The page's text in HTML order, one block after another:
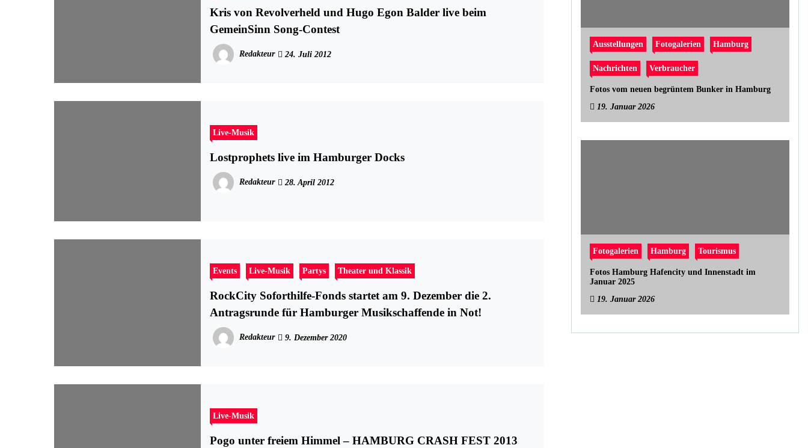
Kris von Revolverheld und Hugo Egon Balder live beim
GemeinSinn Song-Contest
Redakteur 24. Juli 2012
Live-Musik
Lostprophets live im Hamburger Docks
Redakteur 28. April 2012
Events Live-Musik Partys Theater und Klassik
RockCity Soforthilfe-Fonds startet am 9. Dezember die 2.
Antragsrunde für Hamburger Musikschaffende in Not!
Redakteur 9. Dezember 2020
Live-Musik
Pogo unter freiem Himmel – HAMBURG CRASH FEST 2013
Ausstellungen Fotogalerien Hamburg
Nachrichten Verbraucher
Fotos vom neuen begrüntem Bunker in Hamburg
19. Januar 2026
Fotogalerien Hamburg Tourismus
Fotos Hamburg Hafencity und Innenstadt im
Januar 2025
19. Januar 2026